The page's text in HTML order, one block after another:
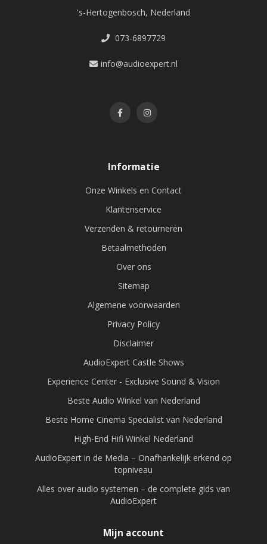
's-Hertogenbosch, Nederland
073-6897729
info@audioexpert.nl
Informatie
Onze Winkels en Contact
Klantenservice
Verzenden & retourneren
Betaalmethoden
Over ons
Sitemap
Algemene voorwaarden
Privacy Policy
Disclaimer
AudioExpert Castle Shows
Experience Center - Exclusive Sound & Vision
Beste Audio Winkel van Nederland
Beste Home Cinema Specialist van Nederland
High-End Hifi Winkel Nederland
AudioExpert in de Media – Onafhankelijk erkend op
topniveau
Alles over audio systemen – de complete gids van
AudioExpert
Mijn account